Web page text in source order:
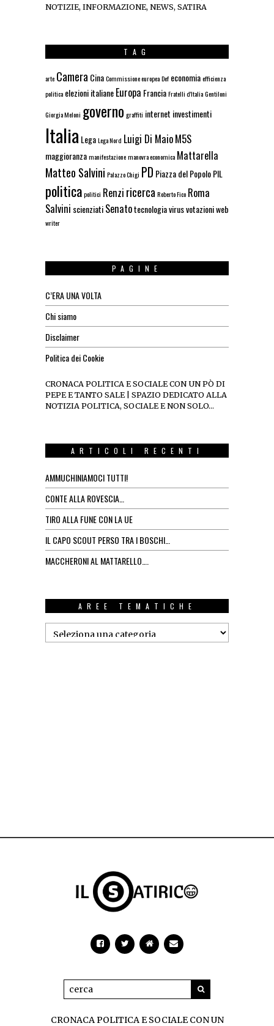
NOTIZIE, INFORMAZIONE, NEWS, SATIRA
TAG
arte CameraCinaCommissione europeaDef economiaefficienza
politica elezioni italianeEuropa FranciaFratelli d'ItaliaGentiloni
Giorgia Meloni governo graffiti internet investimenti
Italia LegaLega Nord Luigi Di MaioM5S
maggioranzamanifestazionemanovra economica Mattarella
Matteo Salvini Palazzo Chigi PD Piazza del PopoloPIL
politicapolitici Renzi ricercaRoberto Fico Roma
Salvini scienziatiSenatotecnologiavirusvotazioniweb
writer
PAGINE
C’ERA UNA VOLTA
Chi siamo
Disclaimer
Politica dei Cookie
CRONACA POLITICA E SOCIALE CON UN PÒ DI
PEPE E TANTO SALE | SPAZIO DEDICATO ALLA
NOTIZIA POLITICA, SOCIALE E NON SOLO…
ARTICOLI RECENTI
AMMUCHINIAMOCI TUTTI!
CONTE ALLA ROVESCIA…
TIRO ALLA FUNE CON LA UE
IL CAPO SCOUT PERSO TRA I BOSCHI…
MACCHERONI AL MATTARELLO….
AREE TEMATICHE
CRONACA POLITICA E SOCIALE CON UN